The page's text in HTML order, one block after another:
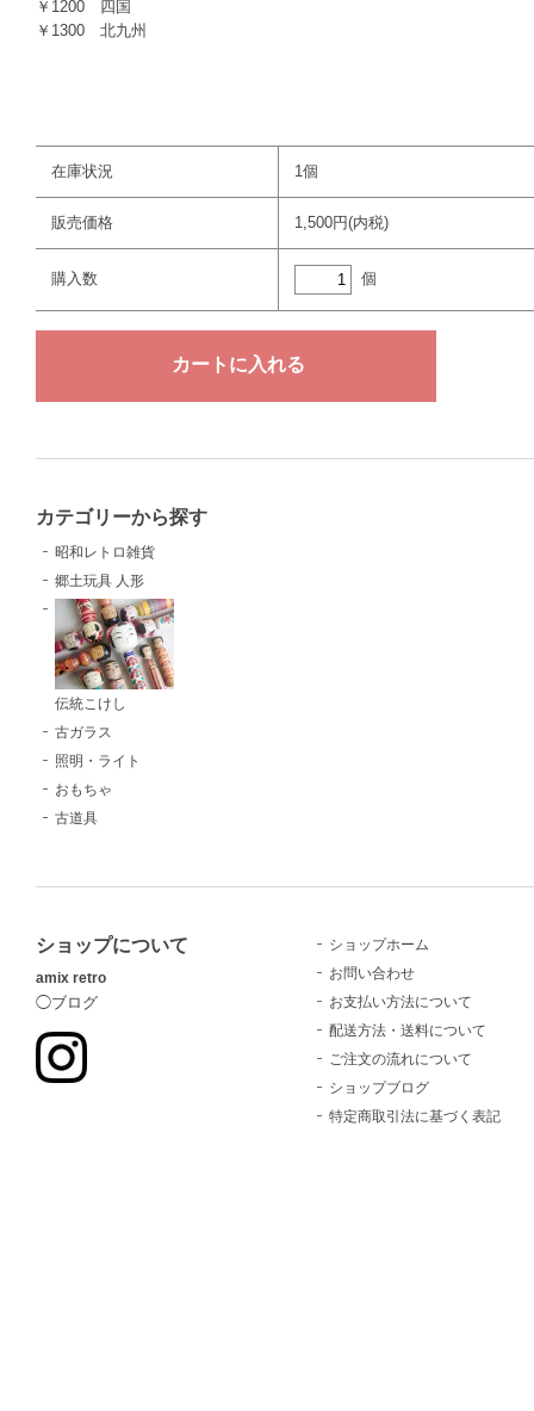
￥1200 四国
￥1300 北九州
在庫状況 1個
販売価格 1,500円(内税)
購入数 個
カテゴリーから探す
昭和レトロ雑貨
郷土玩具 人形
伝統こけし
古ガラス
照明・ライト
おもちゃ
古道具
ショップについて
amix retro
◯ブログ
ショップホーム
お問い合わせ
お支払い方法について
配送方法・送料について
ご注文の流れについて
ショップブログ
特定商取引法に基づく表記